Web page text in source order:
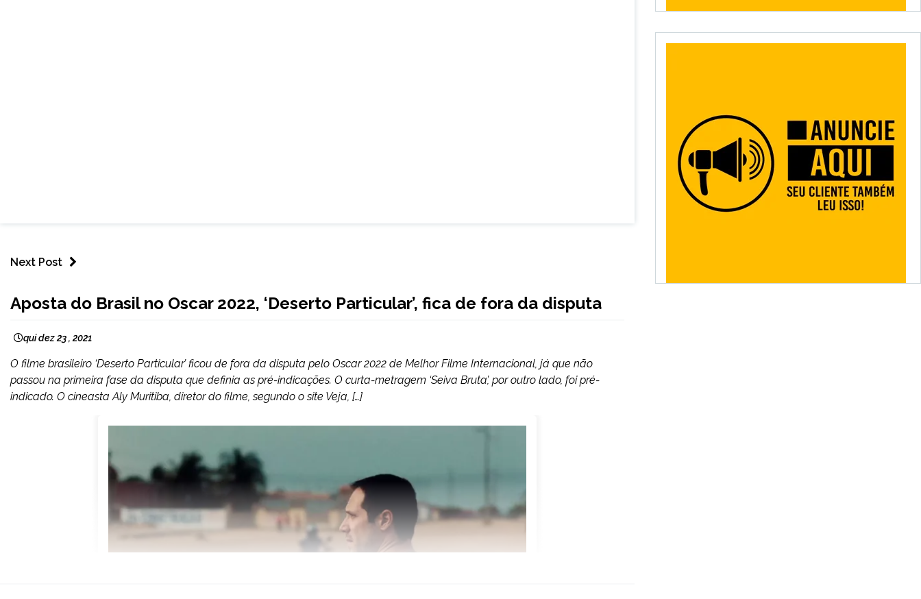
Next Post
Aposta do Brasil no Oscar 2022, ‘Deserto Particular’, fica de fora da disputa
qui dez 23 , 2021
O filme brasileiro ‘Deserto Particular’ ficou de fora da disputa pelo Oscar 2022 de Melhor Filme Internacional, já que não
passou na primeira fase da disputa que definia as pré-indicações. O curta-metragem ‘Seiva Bruta’, por outro lado, foi pré-
indicado. O cineasta Aly Muritiba, diretor do filme, segundo o site Veja, […]